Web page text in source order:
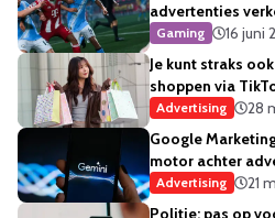
advertenties
Gaming
16 juni
Je kunt straks
shoppen via
Advertising
28
Google
motor achter
creativiteit
Advertising
21
Politie: pas op